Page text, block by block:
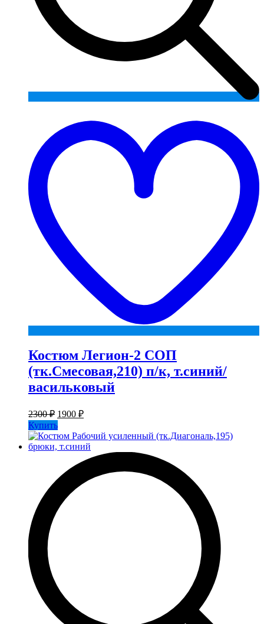
Костюм Легион-2 СОП
(тк.Смесовая,210) п/к, т.синий/
васильковый
2300₽ Первоначальная
цена
составляла
2300 ₽.
1900 ₽Текущая
1900 ₽.
Купить